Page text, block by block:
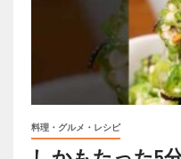
料理・グルメ・レシピ